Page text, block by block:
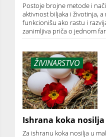
Postoje brojne metode i
aktivnost biljaka i životinja,
funkcionišu ako rastu i
zanimljiva priča o jednom
ŽIVINARSTVO
Ishrana koka nosilja
Za ishranu koka nosilja u